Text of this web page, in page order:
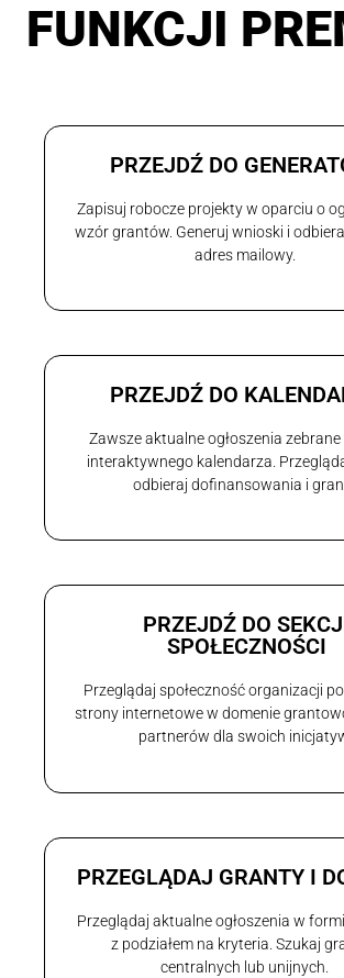
FUNKCJI
PRZEJDŹ DO
Zapisuj robocze projekty w oparciu o
wzór grantów. Generuj wnioski i
adres mailowy.
PRZEJDŹ DO
Zawsze aktualne ogłoszenia
interaktywnego kalendarza.
odbieraj dofinansowania i
PRZEJDŹ DO
SPOŁECZNOŚCI
Przeglądaj społeczność organizacji
strony internetowe w domenie
partnerów dla swoich
PRZEGLĄDAJ GRANTY I
Przeglądaj aktualne ogłoszenia w
z podziałem na kryteria. Szukaj
centralnych lub unijnych.